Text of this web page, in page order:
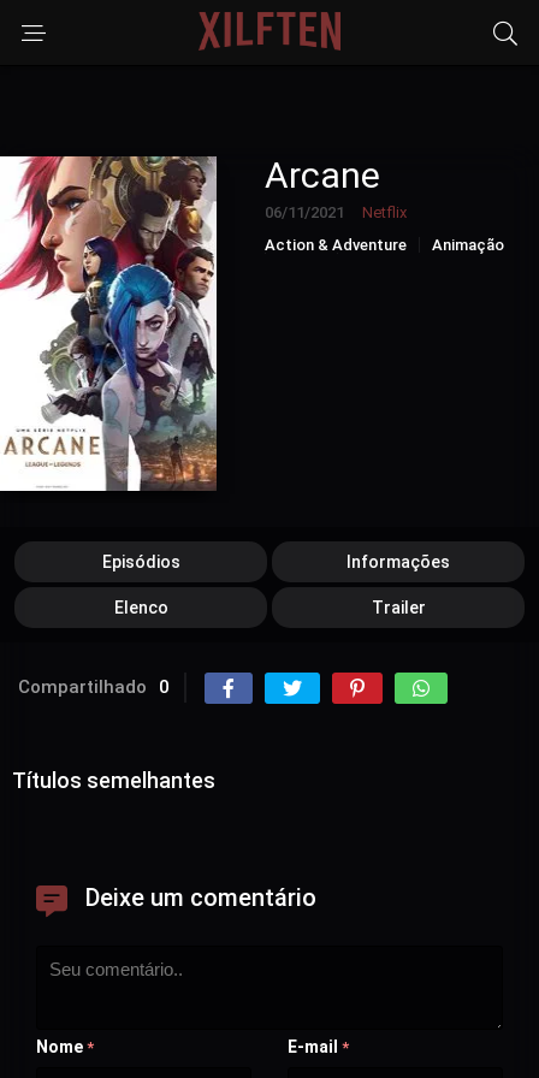
Arcane
06/11/2021
Netflix
Action & Adventure
Animação
Episódios Informações
Elenco Trailer
Compartilhado 0
Títulos semelhantes
Deixe um comentário
Nome * E-mail *